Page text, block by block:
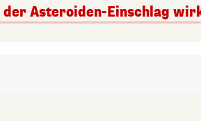
Asteroiden-Einschlag